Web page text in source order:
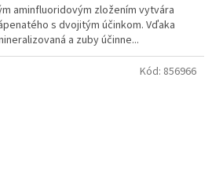
aminfluoridovým zložením vytvára
s dvojitým účinkom. Vďaka
a zuby účinne...
Kód: 856966